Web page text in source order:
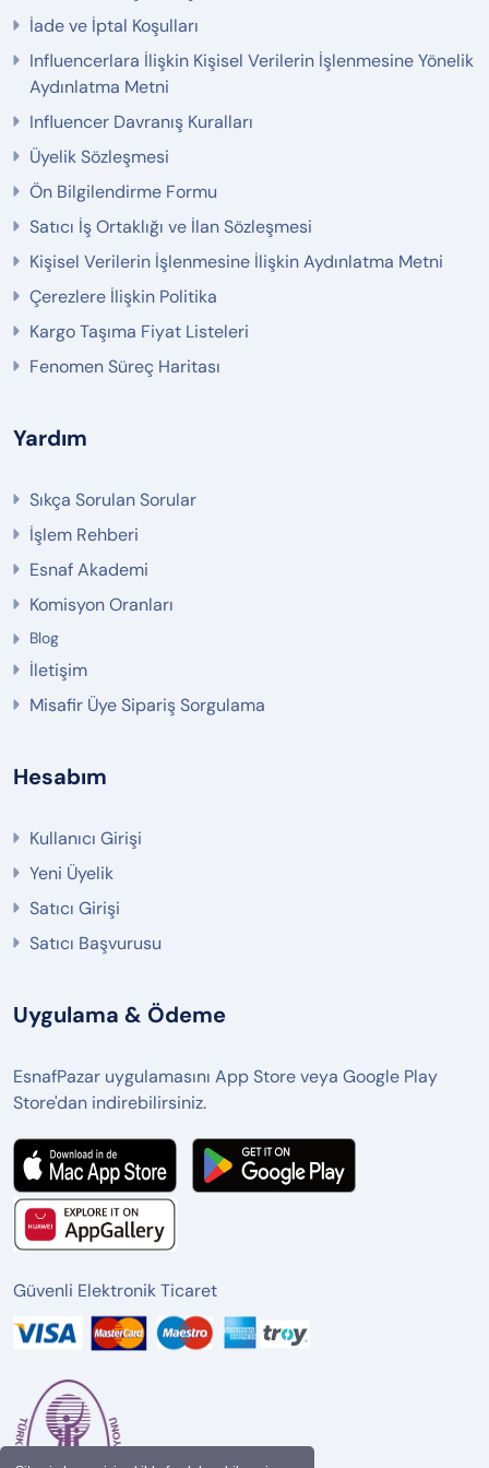
İade ve İptal Koşulları
Influencerlara İlişkin Kişisel Verilerin İşlenmesine Yönelik
Aydınlatma Metni
Influencer Davranış Kuralları
Üyelik Sözleşmesi
Ön Bilgilendirme Formu
Satıcı İş Ortaklığı ve İlan Sözleşmesi
Kişisel Verilerin İşlenmesine İlişkin Aydınlatma Metni
Çerezlere İlişkin Politika
Kargo Taşıma Fiyat Listeleri
Fenomen Süreç Haritası
Yardım
Sıkça Sorulan Sorular
İşlem Rehberi
Esnaf Akademi
Komisyon Oranları
Blog
İletişim
Misafir Üye Sipariş Sorgulama
Hesabım
Kullanıcı Girişi
Yeni Üyelik
Satıcı Girişi
Satıcı Başvurusu
Uygulama & Ödeme
EsnafPazar uygulamasını App Store veya Google Play
Store'dan indirebilirsiniz.
Güvenli Elektronik Ticaret